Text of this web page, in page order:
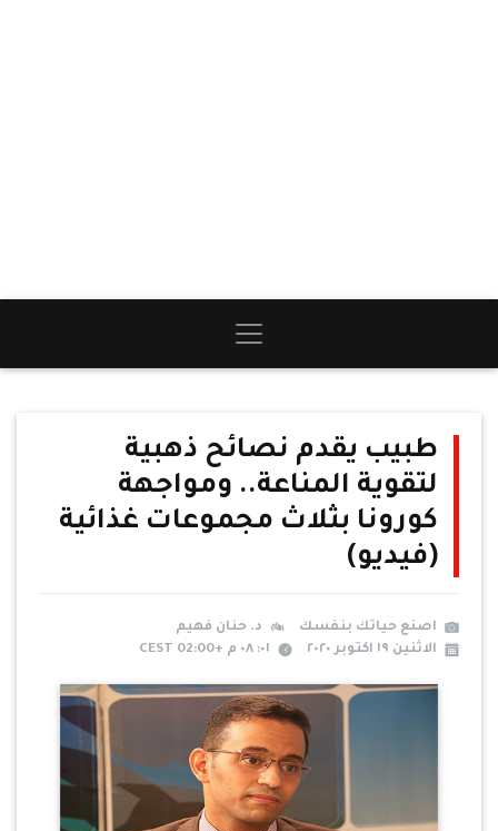
طبيب يقدم نصائح ذهبية
لتقوية المناعة.. ومواجهة
كورونا بثلاث مجموعات غذائية
(فيديو)
اصنع حياتك بنفسك
د. حنان فهيم
الاثنين ١٩ اكتوبر ٢٠٢٠
٠١: ٠٨ م +02:00 CEST